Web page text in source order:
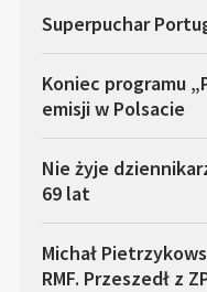
Superpuchar
Koniec programu
emisji w Polsacie
Nie żyje
69 lat
Michał
RMF. Przeszedł z